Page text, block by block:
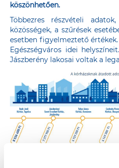
köszönhetően.
Többezres részvételi
közösségek, a szűrések
esetben figyelmeztető
Egészségváros idei
Jászberény lakosai voltak a
A Richter Egészségváros